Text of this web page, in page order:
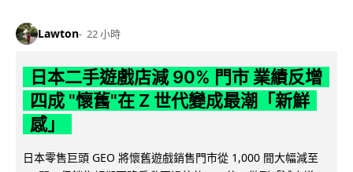
Lawton 22 小時
日本二手遊戲店減 90% 門市 業績反增
四成 "懷舊"在 Z 世代變成最潮「新鮮
感」
日本零售巨頭 GEO 將懷舊遊戲銷售門市從 1,000 間大幅減至